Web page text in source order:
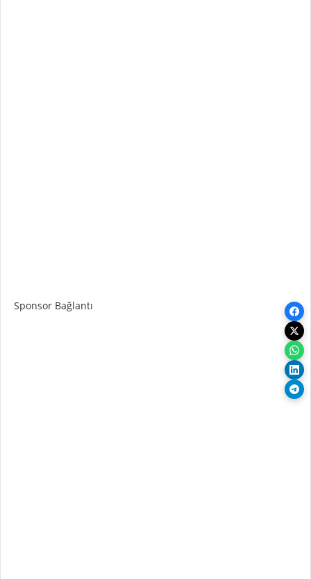
Sponsor Bağlantı